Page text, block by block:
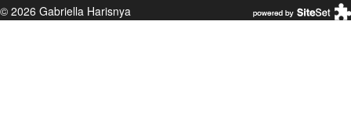
© 2026 Gabriella Harisnya